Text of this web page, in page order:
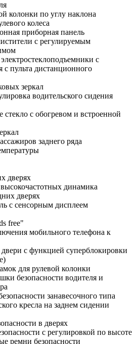
колонки по углу наклона
колеса
приборная панель
с регулируемым
с
пульта дистанционного
зеркал
водительского сидения
стекло с обогревом и встроенной
заднего ряда
дверях
динамика
дверях
с сенсорным дисплеем
free"
мобильного телефона к
с функцией суперблокировки
для рулевой колонки
безопасности водителя и
занавесочного типа
кресла на заднем сидении
в дверях
с регулировкой по высоте
ремни безопасности